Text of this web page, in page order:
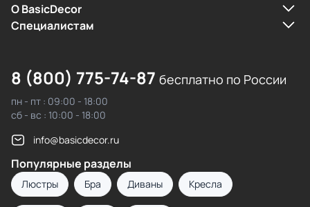
О BasicDecor
Cпециалистам
8 (800) 775-74-87 бесплатно по России
пн - пт : 09:00 - 18:00
сб - вс : 10:00 - 18:00
info@basicdecor.ru
Популярные разделы
Люстры Бра Диваны Кресла